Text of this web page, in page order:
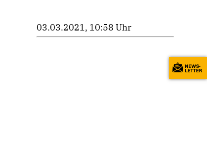
03.03.2021, 10:58 Uhr